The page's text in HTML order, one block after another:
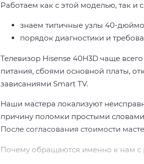
Работаем как с этой моделью, так и
знаем типичные узлы 40-
порядок диагностики и
Телевизор Hisense 40H3D чаще
питания, сбоями основной платы,
зависаниями Smart TV.
Наши мастера локализуют
причину поломки простыми
После согласования стоимости
Почему обращаются именно к нам с